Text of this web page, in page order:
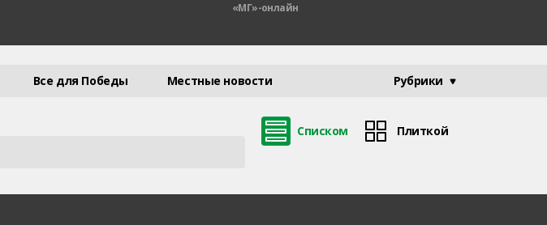
«МГ»-онлайн
Все для Победы Местные новости Рубрики
Списком Плиткой